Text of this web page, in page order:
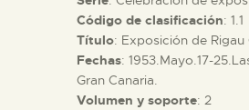
EL MUSEO
COLECCIONES
Código de clasificación: 1.1
Título: Exposición de Rigau
Fechas: 1953.Mayo.17-
Gran Canaria.
Volumen y soporte: 2